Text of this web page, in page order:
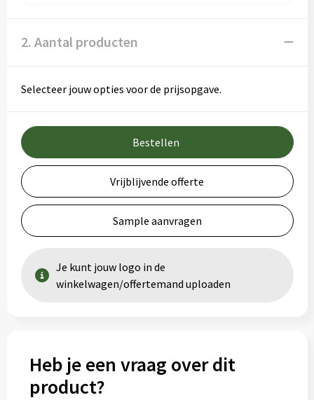
2. Aantal producten
Selecteer jouw opties voor de prijsopgave.
Bestellen
Vrijblijvende offerte
Sample aanvragen
Je kunt jouw logo in de
winkelwagen/offertemand uploaden
Heb je een vraag over dit
product?